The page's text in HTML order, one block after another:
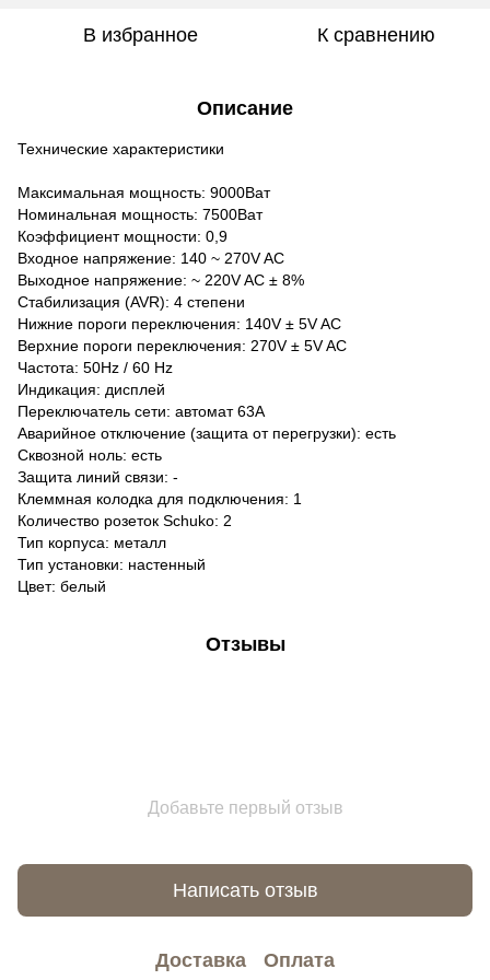
В избранное К сравнению
Описание
Технические характеристики
Максимальная мощность: 9000Ват
Номинальная мощность: 7500Ват
Коэффициент мощности: 0,9
Входное напряжение: 140 ~ 270V AC
Выходное напряжение: ~ 220V AC ± 8%
Стабилизация (AVR): 4 степени
Нижние пороги переключения: 140V ± 5V AC
Верхние пороги переключения: 270V ± 5V AC
Частота: 50Hz / 60 Hz
Индикация: дисплей
Переключатель сети: автомат 63А
Аварийное отключение (защита от перегрузки): есть
Сквозной ноль: есть
Защита линий связи: -
Клеммная колодка для подключения: 1
Количество розеток Schuko: 2
Тип корпуса: металл
Тип установки: настенный
Цвет: белый
Отзывы
Добавьте первый отзыв
Написать отзыв
Доставка Оплата